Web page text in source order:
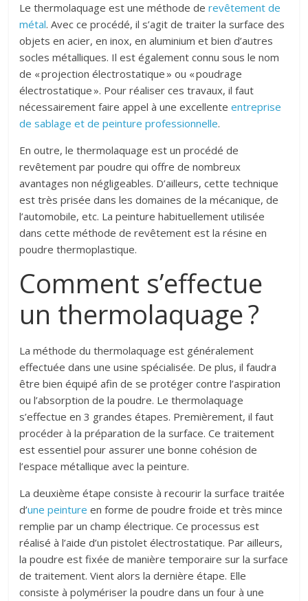
Le thermolaquage est une méthode derevêtement de
métal. Avec ce procédé, il s’agit de traiter la surface des
objets en acier, en inox, en aluminium et bien d’autres
socles métalliques. Il est également connu sous le nom
de « projection électrostatique » ou « poudrage
électrostatique ». Pour réaliser ces travaux, il faut
nécessairement faire appel à une excellenteentreprise
de sablage et de peinture professionnelle.
En outre, le thermolaquage est un procédé de
revêtement par poudre qui offre de nombreux
avantages non négligeables. D’ailleurs, cette technique
est très prisée dans les domaines de la mécanique, de
l’automobile, etc. La peinture habituellement utilisée
dans cette méthode de revêtement est la résine en
poudre thermoplastique.
Comment s’effectue
un thermolaquage ?
La méthode du thermolaquage est généralement
effectuée dans une usine spécialisée. De plus, il faudra
être bien équipé afin de se protéger contre l’aspiration
ou l’absorption de la poudre. Le thermolaquage
s’effectue en 3 grandes étapes. Premièrement, il faut
procéder à la préparation de la surface. Ce traitement
est essentiel pour assurer une bonne cohésion de
l’espace métallique avec la peinture.
La deuxième étape consiste à recourir la surface traitée
d’une peinture en forme de poudre froide et très mince
remplie par un champ électrique. Ce processus est
réalisé à l’aide d’un pistolet électrostatique. Par ailleurs,
la poudre est fixée de manière temporaire sur la surface
de traitement. Vient alors la dernière étape. Elle
consiste à polymériser la poudre dans un four à une